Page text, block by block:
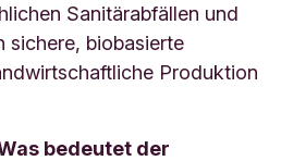
Sanitärabfällen und
sichere, biobasierte
Produktion
bedeutet der